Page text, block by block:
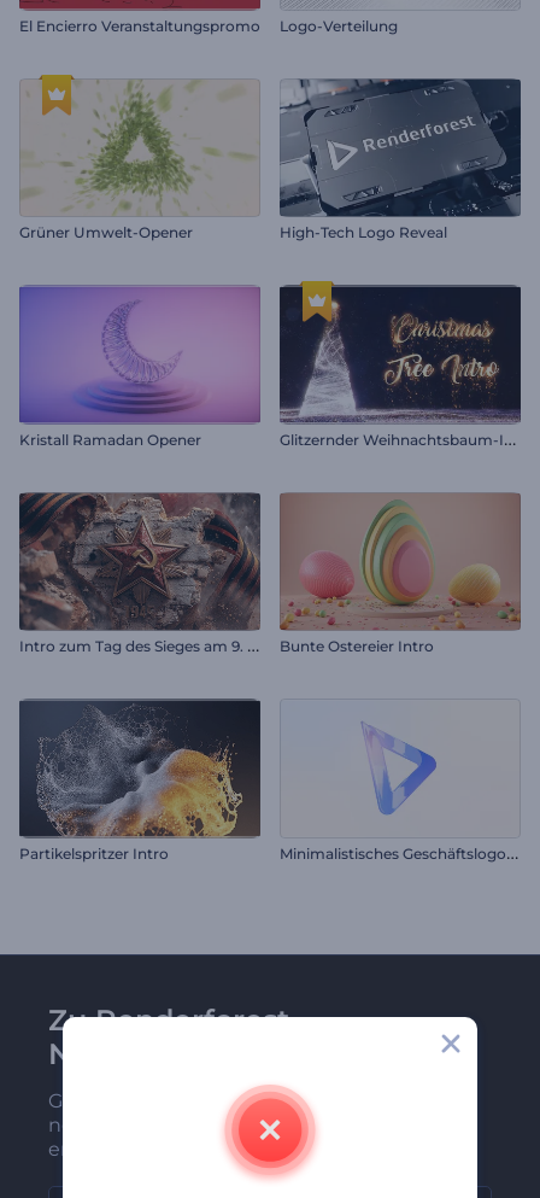
El Encierro Veranstaltungspromo Logo-Verteilung
Grüner Umwelt-Opener High-Tech Logo Reveal
Kristall Ramadan Opener G
litzernder Weihnachtsbaum-Intro
I
ntro zum Tag des Sieges am 9. Mai Bunte Ostereier Intro
Partikelspritzer Intro M
inimalistisches Geschäftslogo-Reveal
Zu Renderforest-
Newsletter anmelden
Gehören Sie zu den Ersten, die unsere
neuesten Nachrichten und Angebote
erhalten